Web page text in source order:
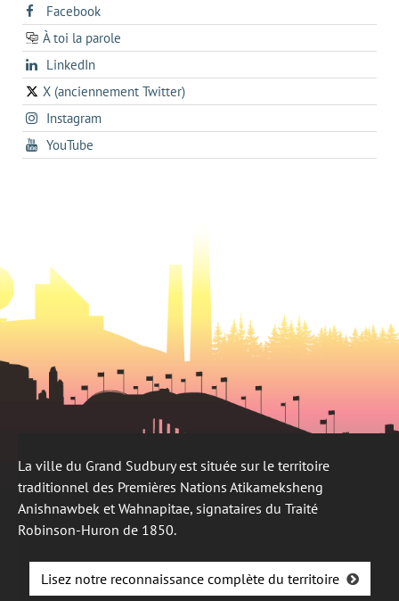
Facebooks'ouvre
dans
un
onglet
À toi la parole
opens
in
a
new
tab
LinkedInopens
in
a
new
X (anciennement Twitter)
s'ouvre
dans
un
nouvel
Instagrams'ouvre
dans
un
YouTube
dans
La ville du Grand Sudbury est située sur le territoire
traditionnel des Premières Nations Atikameksheng
Anishnawbek et Wahnapitae, signataires du Traité
Robinson-Huron de 1850.
Lisez notre reconnaissance complète du territoire